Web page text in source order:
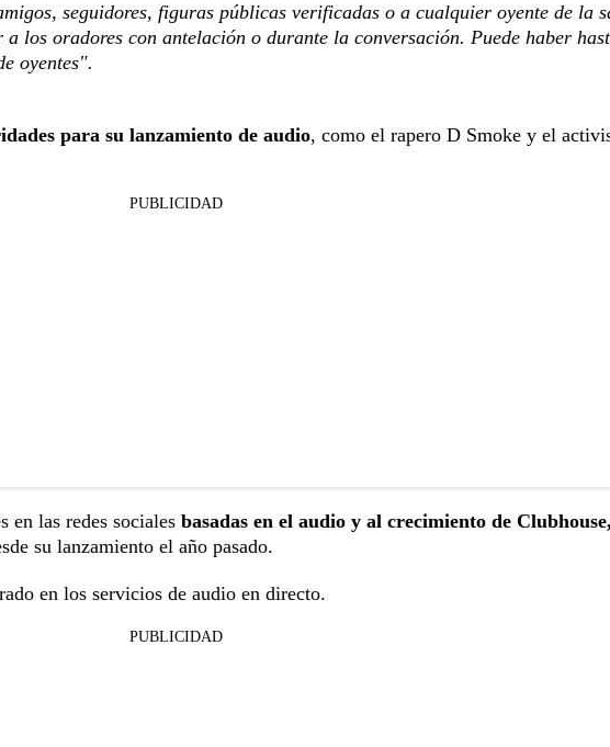
seguidores, figuras públicas verificadas o a cualquier oyente de la
los oradores con antelación o durante la conversación. Puede haber
oyentes".
para su lanzamiento de audio, como el rapero D Smoke y el
PUBLICIDAD
en las redes sociales basadas en el audio y al crecimiento de Clubhouse,
su lanzamiento el año pasado.
en los servicios de audio en directo.
PUBLICIDAD